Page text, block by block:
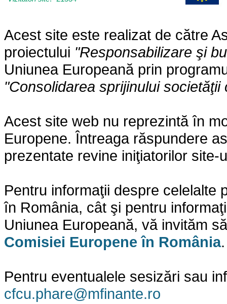
Acest site este realizat de către
proiectului "Responsabilizare şi
Uniunea Europeană prin
"Consolidarea sprijinului
Acest site web nu reprezintă în
Europene. Întreaga răspundere
prezentate revine iniţiatorilor site-
Pentru informaţii despre celelalte
în România, cât şi pentru
Uniunea Europeană, vă invităm
Comisiei Europene în România.
Pentru eventualele sesizări sau
cfcu.phare@mfinante.ro